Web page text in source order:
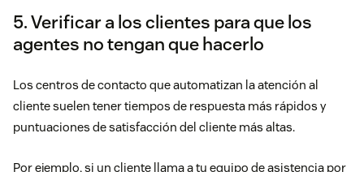
5. Verificar a los clientes para que los
agentes no tengan que hacerlo
Los centros de contacto que automatizan la atención al
cliente suelen tener tiempos de respuesta más rápidos y
puntuaciones de satisfacción del cliente más altas.
Por ejemplo, si un cliente llama a tu equipo de asistencia por